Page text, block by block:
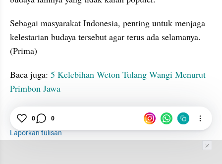
Sebagai masyarakat Indonesia, penting untuk menjaga
kelestarian budaya tersebut agar terus ada selamanya.
(Prima)
Baca juga: 5 Kelebihan Weton Tulang Wangi Menurut
Primbon Jawa
timeless 2025
Jawa
Laporkan tulisan
0 0